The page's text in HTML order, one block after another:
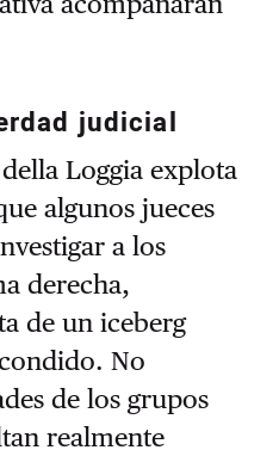
judicial
Loggia explota
algunos jueces
a los
derecha,
de un iceberg
No
de los grupos
realmente